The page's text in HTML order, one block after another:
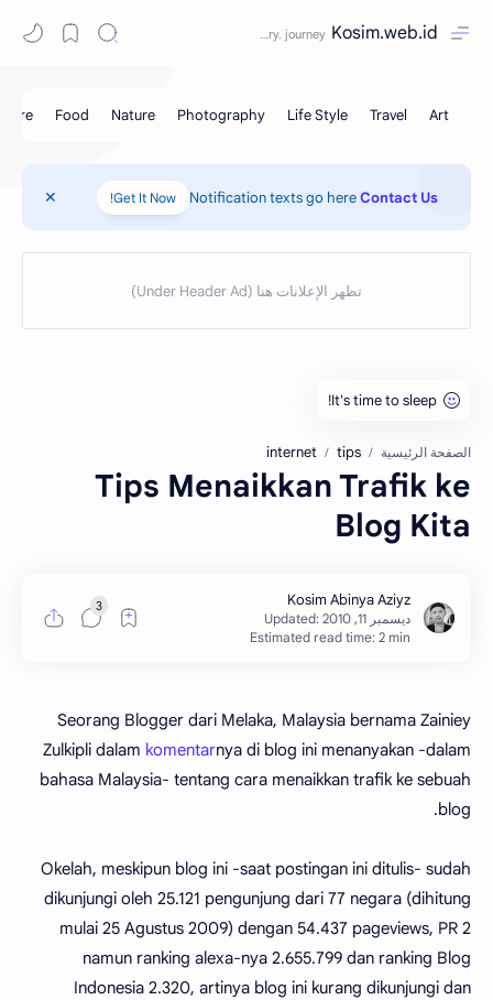
Kosim.web.id
Notification texts go hereContact Us
Get It Now!
الصفحة الرئيسية internet tips
Tips Menaikkan Trafik ke
Blog Kita
Estimated read time: 2 min
Seorang Blogger dari Melaka, Malaysia bernama Zainiey
Zulkipli dalam komentarnya di blog ini menanyakan -dalam
bahasa Malaysia- tentang cara menaikkan trafik ke sebuah
blog.
Okelah, meskipun blog ini -saat postingan ini ditulis- sudah
dikunjungi oleh 25.121 pengunjung dari 77 negara (dihitung
mulai 25 Agustus 2009) dengan 54.437 pageviews, PR 2
namun ranking alexa-nya 2.655.799 dan ranking Blog
Indonesia 2.320, artinya blog ini kurang dikunjungi dan